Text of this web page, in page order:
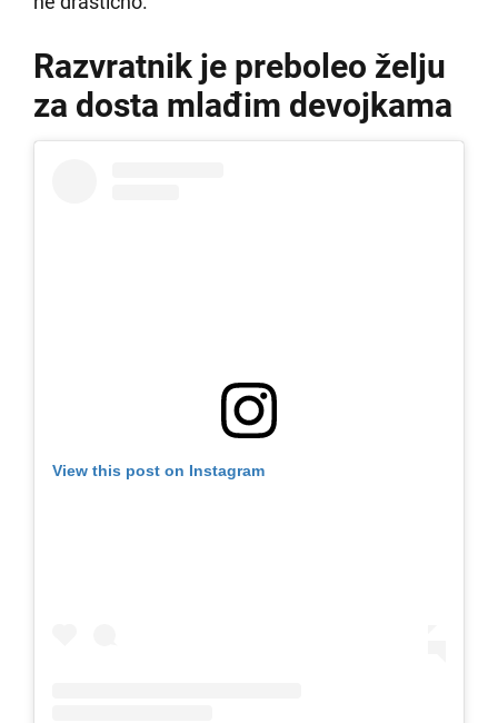
Razvratnik je preboleo želju
za dosta mlađim devojkama
View this post on Instagram